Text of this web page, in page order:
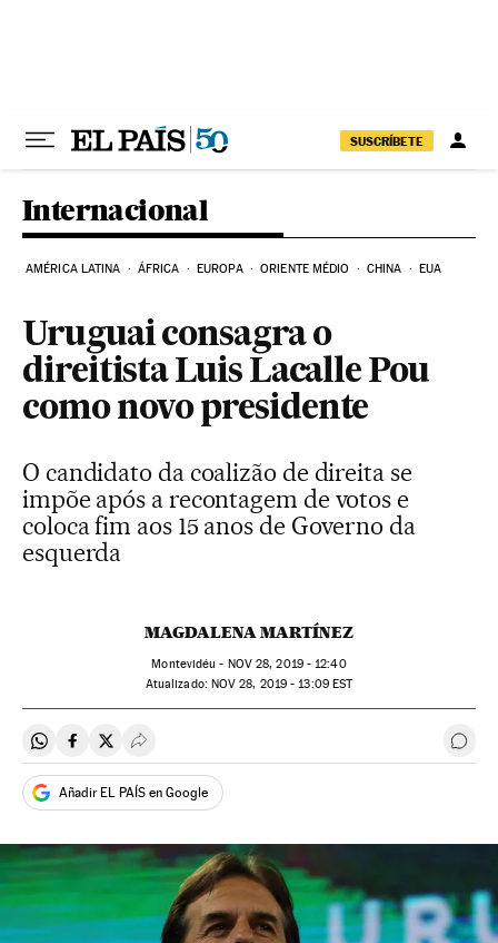
SUSCRÍBETE
Internacional
AMÉRICA LATINA ÁFRICA EUROPA ORIENTE MÉDIO CHINA EUA
Uruguai consagra o
direitista Luis Lacalle Pou
como novo presidente
O candidato da coalizão de direita se
impõe após a recontagem de votos e
coloca fim aos 15 anos de Governo da
esquerda
MAGDALENA MARTÍNEZ
Montevidéu - NOV28, 2019 - 12:40
atualizado: NOV 28, 2019 - 13:09EST
Compartir en Whatsapp
Compartir en Facebook
Compartir en Twitter
Desplegar Redes Sociales
Añadir EL PAÍS en Google